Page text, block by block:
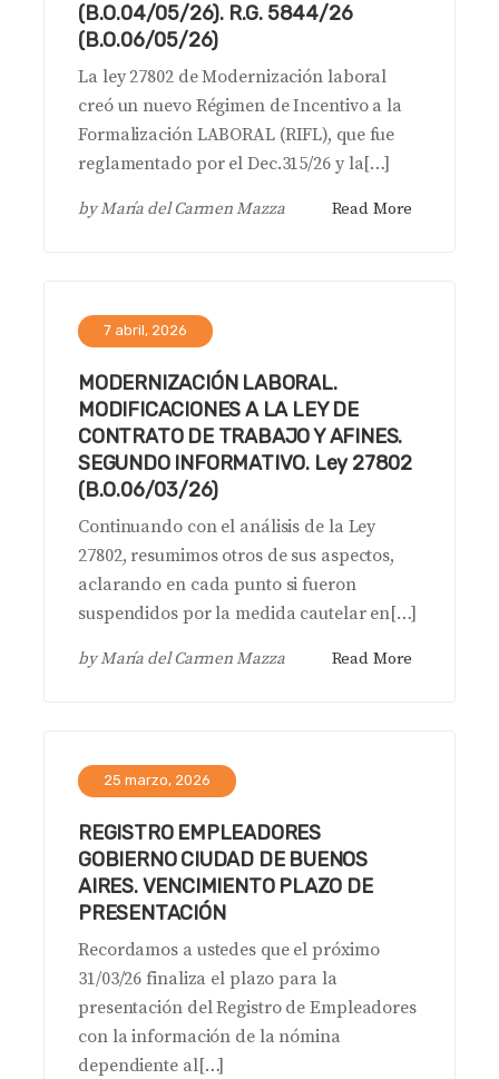
(B.O.04/05/26). R.G. 5844/26
(B.O.06/05/26)
La ley 27802 de Modernización laboral
creó un nuevo Régimen de Incentivo a la
Formalización LABORAL (RIFL), que fue
reglamentado por el Dec.315/26 y la[…]
byMaría del Carmen Mazza Read More
7 abril, 2026
MODERNIZACIÓN LABORAL.
MODIFICACIONES A LA LEY DE
CONTRATO DE TRABAJO Y AFINES.
SEGUNDO INFORMATIVO. Ley 27802
(B.O.06/03/26)
Continuando con el análisis de la Ley
27802, resumimos otros de sus aspectos,
aclarando en cada punto si fueron
suspendidos por la medida cautelar en[…]
byMaría del Carmen Mazza Read More
25 marzo, 2026
REGISTRO EMPLEADORES
GOBIERNO CIUDAD DE BUENOS
AIRES. VENCIMIENTO PLAZO DE
PRESENTACIÓN
Recordamos a ustedes que el próximo
31/03/26 finaliza el plazo para la
presentación del Registro de Empleadores
con la información de la nómina
dependiente al[…]